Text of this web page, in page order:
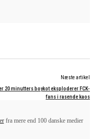
Næste artikel
20 minutters boykot eksploderer FCK-
fans i rasende kaos
fra mere end 100 danske medier